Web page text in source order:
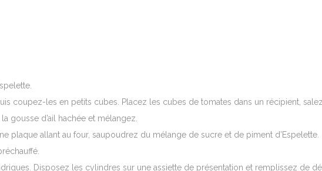
coupez-les en petits cubes. Placez les cubes de tomates dans un récipient,
gousse d’ail hachée et mélangez.
plaque allant au four, saupoudrez du mélange de sucre et de piment d’Espelette.
Disposez les cylindres sur une assiette de présentation et remplissez de